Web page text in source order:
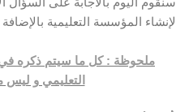
لإنشاء المؤسسة التعليمية
ملحوظة : كل ما سيتم ذكره في
التعليمي و ليس